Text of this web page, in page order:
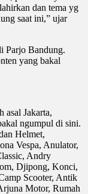
dan tema yg
saat ini,” ujar
Parjo Bandung.
yang bakal
asal Jakarta,
ngumpul di sini.
Helmet,
Vespa, Anulator,
Andry
Djipong, Konci,
Scooter, Antik
Motor, Rumah